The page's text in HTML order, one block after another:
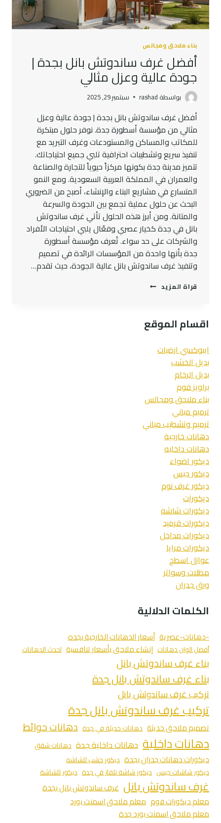
بناء ملاحق ومجالس
أفضل غرف ساندوتش بانل بجدة |
جودة عالية وعزل مثالي
بواسطة rashad سبتمبر 29, 2025
أفضل غرف ساندوتش بانل بجدة | جودة عالية وعزل
مثالي من مؤسسة أسطورة جدة. نوفر حلول مبتكرة
للمكاتب والمساكن والمستودعات وغرف التبريد مع
تنفيذ سريع وتشطيبات احترافية تلبي جميع احتياجاتك.
تتميز مدينة جدة بكونها مركزاً حيوياً للتجارة والصناعة
والعمران في المملكة العربية السعودية. ومع النمو
المتسارع في مشاريع البناء والإنشاء، أصبح من الضروري
البحث عن حلول عملية تجمع بين الجودة والسرعة
والمتانة. ومن أبرز هذه الحلول تأتي غرف ساندوتش
بانل في جدة كخيار عصري وفعّال يلبي احتياجات الأفراد
والشركات على حد سواء. تُعرف مؤسسة أسطورة
جدة بأنها واحدة من المؤسسات الرائدة في تصميم
وتنفيذ غرف ساندوتش بانل عالية الجودة، حيث تقدم…
قراة المزيد أفضل
بجدة
|
عالية
اقسام الموقع
ايبوكسي ارضيات
بديل الخشب
بديل الرخام
براويز فوم
بناء ملاحق ومجالس
ترميم مباني
ترميم وتشطيب مباني
دهانات خارجية
دهانات داخليه
ديكور اضواء
ديكور جبس
ديكور غرف نوم
ديكورات
ديكورات شاشه
ديكورات قرميد
ديكورات مداخل
ديكورات مرايا
عوازل اسطح
مظلات وسواتر
ورق جدران
الكلمات الدلالية
-دهانات-عصرية أسعار الدهانات الخارجية بجده
أفضل الوان دهانات إنشاء ملاحق بأسعار تنافسية احدث الدهانات
بناء غرف ساندوتش بانل
بناء غرف ساندوتش بانل جدة
تركيب غرف ساندوتش بانل
تركيب غرف ساندوتش بانل جدة
تصميم ملاحق حديثة دهانات حديثة في جدة دهانات حوائط
دهانات داخلية دهانات داخلية جدة دهانات شقق
ديكورات دهانات جدران بجدة ديكور خشب للشاشه
ديكور شاشات جبس ديكور شاشة تلفاز في جدة ديكور للشاشة
غرف ساندوتش بانل غرف ساندوتش بانل بجدة
معلم ديكورات فوم معلم ملاحق اسمنت بورد
معلم ملاحق اسمنت بورد جدة